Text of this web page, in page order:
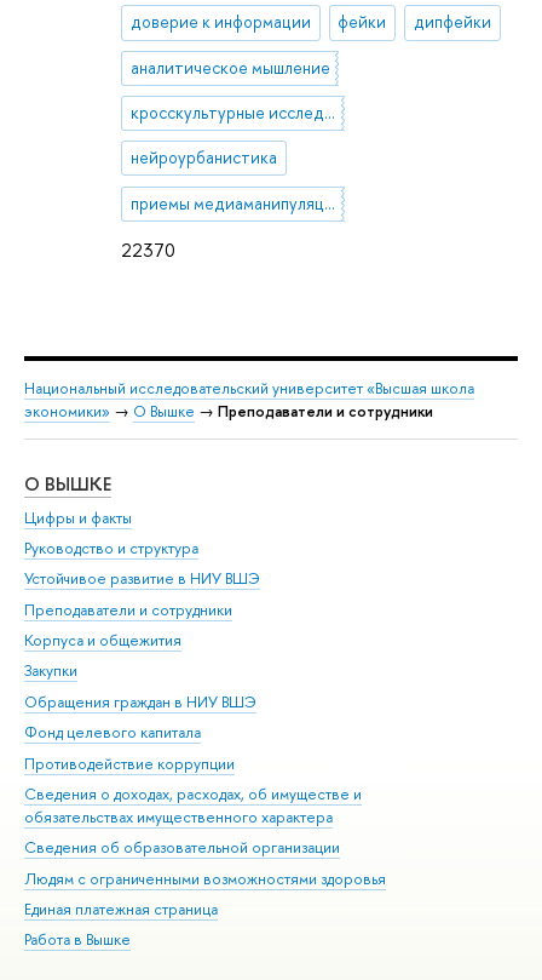
22370
доверие к информации фейки дипфейки
аналитическое мышление
кросскультурные исследования
нейроурбанистика
приемы медиаманипуляции
Национальный исследовательский университет «Высшая школа
экономики» → О Вышке → Преподаватели и сотрудники
О ВЫШКЕ
Цифры и факты
Руководство и структура
Устойчивое развитие в НИУ ВШЭ
Преподаватели и сотрудники
Корпуса и общежития
Закупки
Обращения граждан в НИУ ВШЭ
Фонд целевого капитала
Противодействие коррупции
Сведения о доходах, расходах, об имуществе и
обязательствах имущественного характера
Сведения об образовательной организации
Людям с ограниченными возможностями здоровья
Единая платежная страница
Работа в Вышке